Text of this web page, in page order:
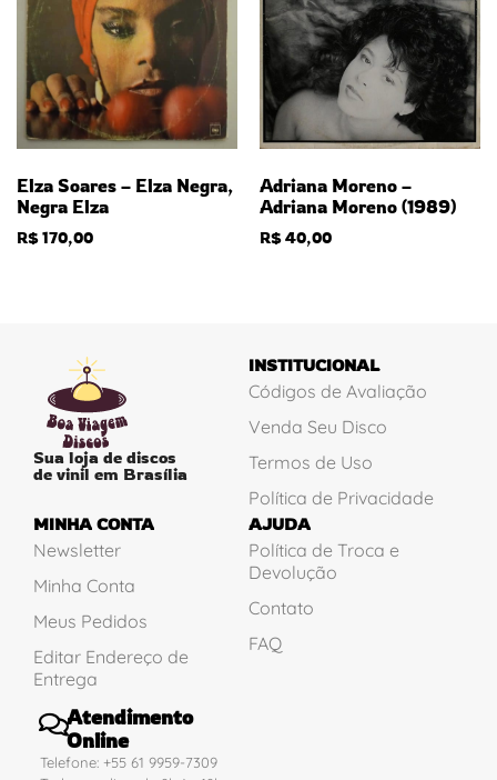
Elza Soares – Elza Negra,
Negra Elza
R$170,00
Adriana Moreno –
Adriana Moreno (1989)
R$40,00
Sua loja de discos
de vinil em Brasília
INSTITUCIONAL
Códigos de Avaliação
Venda Seu Disco
Termos de Uso
Política de Privacidade
MINHA CONTA
Newsletter
Minha Conta
Meus Pedidos
Editar Endereço de
Entrega
AJUDA
Política de Troca e
Devolução
Contato
FAQ
Atendimento
Online
Telefone: +55 61 9959-7309